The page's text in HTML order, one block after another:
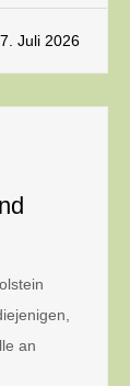
Juli 2026
an